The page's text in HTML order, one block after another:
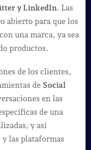
y LinkedIn. Las
abierto para que los
una marca, ya sea
productos.
de los clientes,
de Social
en las
de una
y así
las plataformas